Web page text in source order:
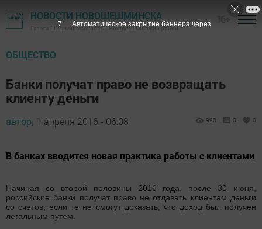
НОВОСТИ НОВОШЕШМИНСКА
Газета "Шешминская новь" - Новошешминский район
ОБЩЕСТВО
Банки получат право не возвращать
клиенту деньги
автор, 1 апреля 2016 - 06:08 990 0 0
В банках вводится новая практика работы с клиентами
Начиная со второй половины 2016 года, после 30 июня,
российские банки получат право не отдавать клиентам деньги
со счетов, если те не смогут доказать, что доход был получен
легальным путем.
6 Автоматическое закрытие баннера через